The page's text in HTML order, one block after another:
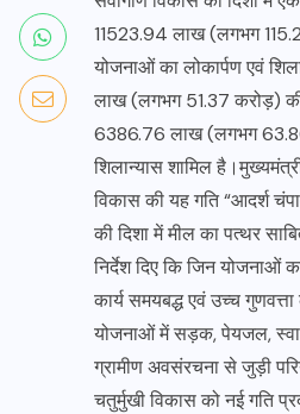
11523.94 लाख (लगभग
योजनाओं का लोकार्पण एवं
लाख (लगभग 51.37 करोड़)
6386.76 लाख (लगभग
शिलान्यास शामिल
विकास की यह गति “आदर्श
की दिशा में मील का पत्थर
निर्देश दिए कि जिन योजनाओं
कार्य समयबद्ध एवं उच्च
योजनाओं में सड़क, पेयजल,
ग्रामीण अवसंरचना से जुड़ी
चतुर्मुखी विकास को नई गति